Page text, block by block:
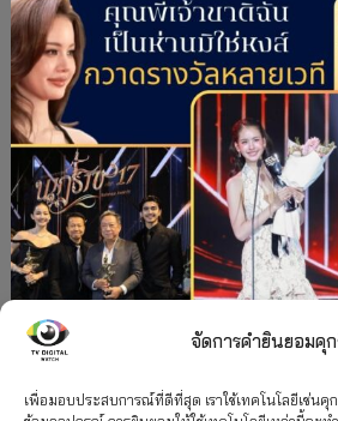
จัดการคำยินยอมคุ
เพื่อมอบประสบการณ์ที่ดีที่สุด เราใช้เทคโนโลยีเช่นคุ
#ละครใหม่
”คุณพี่เจ้าขาดิฉันเป็นห่านมิใช่